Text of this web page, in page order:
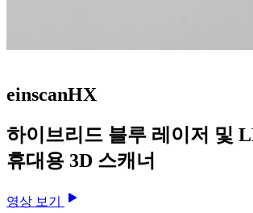
einscanHX
하이브리드 블루 레이저 및
휴대용 3D 스캐너
영상 보기